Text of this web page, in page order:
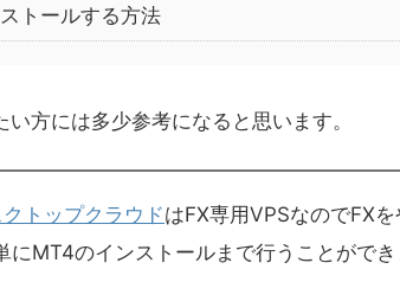
トールする方法
方には多少参考になると思います。
トップクラウドはFX専用VPSなのでFX
にMT4のインストールまで行うことができ